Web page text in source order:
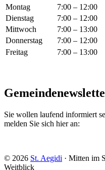
Montag 7:00 – 12:00
Dienstag
7:00 – 12:00
Mittwoch
7:00 – 13:00
Donnerstag
7:00 – 12:00
Freitag
7:00 – 13:00
Sie wollen laufend informiert
melden Sie sich hier an:
© 2026 St. Aegidi · Mitten im
Weitblick